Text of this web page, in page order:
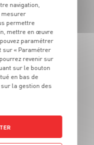
proches de votre
ceux qui sont les
navigation,
mesurer
permettre
mettre en œuvre
paramétrer
sur « Paramétrer
revenir sur
sur le bouton
en bas de
la gestion des